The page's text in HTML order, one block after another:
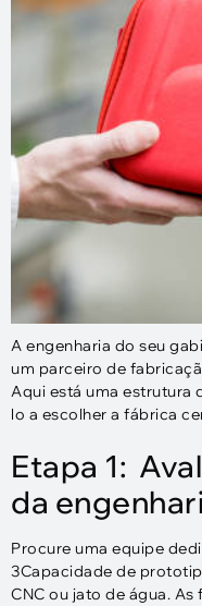
A engenharia do seu
um parceiro de
Aqui está uma estrutura
lo a escolher a fábrica
Etapa 1:
da
Procure uma equipe
3Capacidade de
CNC ou jato de água.